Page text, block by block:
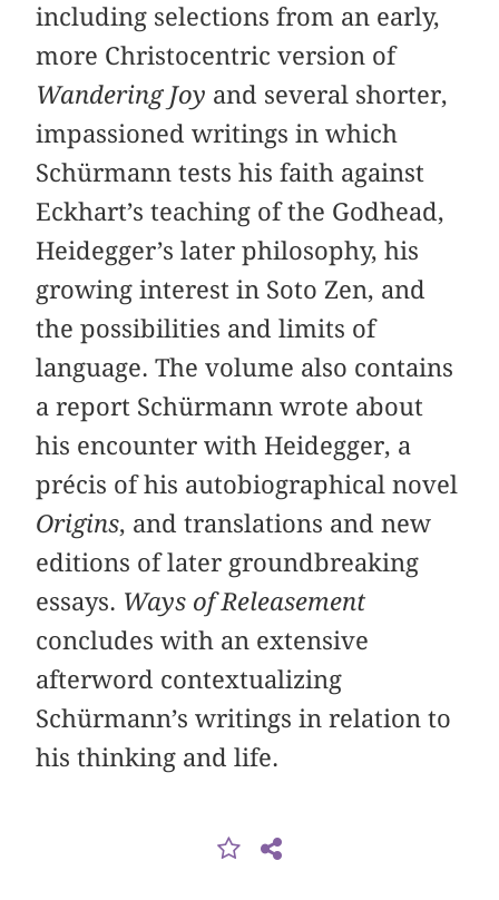
including selections from an early,
more Christocentric version of
Wandering Joy and several shorter,
impassioned writings in which
Schürmann tests his faith against
Eckhart’s teaching of the Godhead,
Heidegger’s later philosophy, his
growing interest in Soto Zen, and
the possibilities and limits of
language. The volume also contains
a report Schürmann wrote about
his encounter with Heidegger, a
précis of his autobiographical novel
Origins, and translations and new
editions of later groundbreaking
essays. Ways of Releasement
concludes with an extensive
afterword contextualizing
Schürmann’s writings in relation to
his thinking and life.